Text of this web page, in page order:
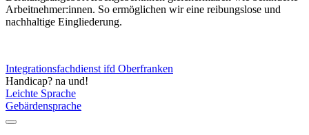
Arbeitnehmer:innen. So ermöglichen wir eine reibungslose und
nachhaltige Eingliederung.
Integrationsfachdienst ifd Oberfranken
Handicap? na und!
Leichte Sprache
Gebärdensprache